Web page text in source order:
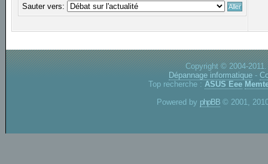
Sauter vers:
Copyright © 2004-
Dépannage informatique -
Top recherche : ASUS Eee
Powered by phpBB © 2001,